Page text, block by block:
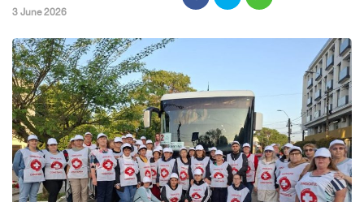
,3 June 2026